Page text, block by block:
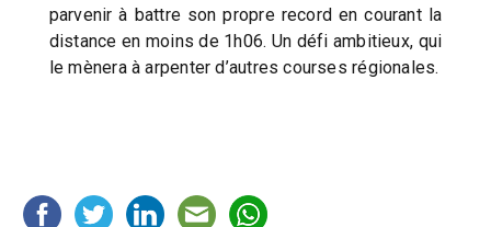
parvenir à battre son propre record en courant la
distance en moins de 1h06. Un défi ambitieux, qui
le mènera à arpenter d’autres courses régionales.